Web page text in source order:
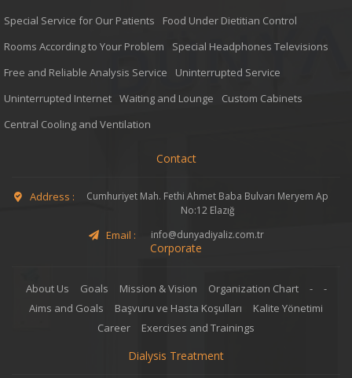
Special Service for Our Patients
Food Under Dietitian Control
Rooms According to Your Problem
Special Headphones Televisions
Free and Reliable Analysis Service
Uninterrupted Service
Uninterrupted Internet Waiting and Lounge
Custom Cabinets
Central Cooling and Ventilation
Contact
Address :
Cumhuriyet Mah. Fethi Ahmet Baba Bulvarı Meryem Ap
No:12 Elazığ
Email : info@dunyadiyaliz.com.tr
Corporate
About Us Goals Mission & Vision Organization Chart -
-
Aims and Goals
Başvuru ve Hasta Koşulları
Kalite Yönetimi
Career
Exercises and Trainings
Dialysis Treatment